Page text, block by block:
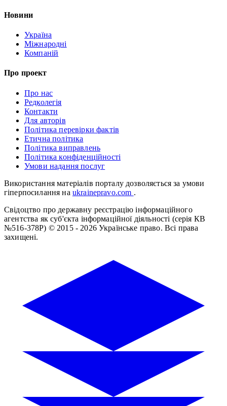
Новини
Україна
Міжнародні
Компаній
Про проект
Про нас
Редколегія
Контакти
Для авторів
Політика перевірки фактів
Етична політика
Політика виправлень
Політика конфіденційності
Умови надання послуг
Використання матеріалів порталу дозволяється за умови
гіперпосилання на ukrainepravo.com .
Свідоцтво про державну реєстрацію інформаційного
агентства як суб'єкта інформаційної діяльності (серія КВ
№516-378Р) © 2015 - 2026 Українське право. Всі права
захищені.